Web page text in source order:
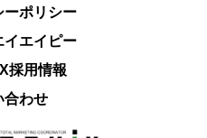
ーポリシー
イエイピー
採用情報
合わせ